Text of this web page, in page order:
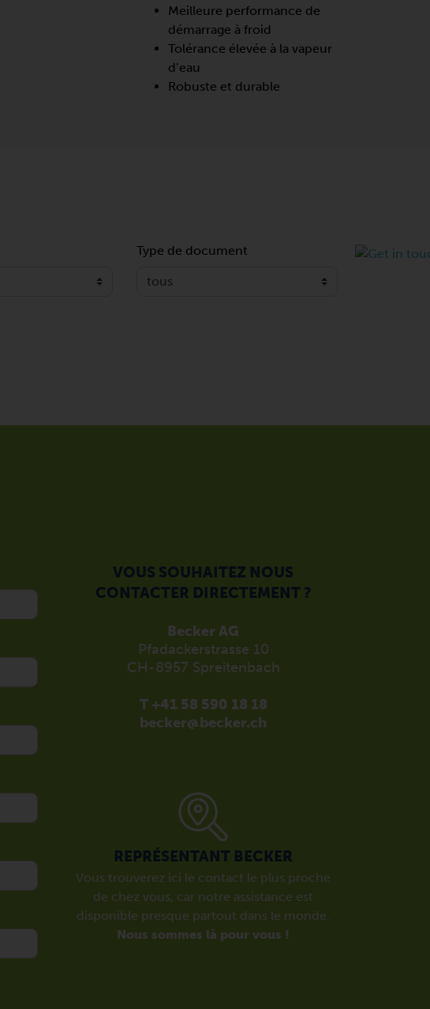
Meilleure performance de
démarrage à froid
Tolérance élevée à la vapeur
d’eau
Robuste et durable
Type de document
VOUS SOUHAITEZ NOUS
CONTACTER DIRECTEMENT ?
Becker AG
Pfadackerstrasse 10
CH-8957 Spreitenbach
T +41 58 590 18 18
becker@becker.ch
REPRÉSENTANT BECKER
Vous trouverez ici le contact le plus proche
de chez vous, car notre assistance est
disponible presque partout dans le monde.
Nous sommes là pour vous !